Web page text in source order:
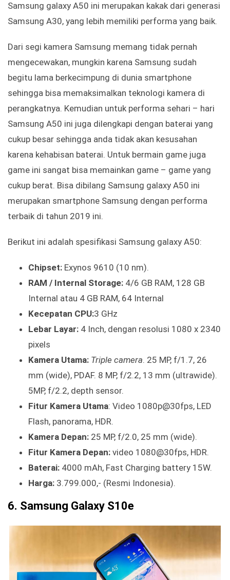
Samsung galaxy A50 ini merupakan kakak dari generasi
Samsung A30, yang lebih memiliki performa yang baik.
Dari segi kamera Samsung memang tidak pernah
mengecewakan, mungkin karena Samsung sudah
begitu lama berkecimpung di dunia smartphone
sehingga bisa memaksimalkan teknologi kamera di
perangkatnya. Kemudian untuk performa sehari – hari
Samsung A50 ini juga dilengkapi dengan baterai yang
cukup besar sehingga anda tidak akan kesusahan
karena kehabisan baterai. Untuk bermain game juga
game ini sangat bisa memainkan game – game yang
cukup berat. Bisa dibilang Samsung galaxy A50 ini
merupakan smartphone Samsung dengan performa
terbaik di tahun 2019 ini.
Berikut ini adalah spesifikasi Samsung galaxy A50:
Chipset: Exynos 9610 (10 nm).
RAM / Internal Storage: 4/6 GB RAM, 128 GB
Internal atau 4 GB RAM, 64 Internal
Kecepatan CPU:3 GHz
Lebar Layar: 4 Inch, dengan resolusi 1080 x 2340
pixels
Kamera Utama: Triple camera. 25 MP, f/1.7, 26
mm (wide), PDAF. 8 MP, f/2.2, 13 mm (ultrawide).
5MP, f/2.2, depth sensor.
Fitur Kamera Utama: Video 1080p@30fps, LED
Flash, panorama, HDR.
Kamera Depan: 25 MP, f/2.0, 25 mm (wide).
Fitur Kamera Depan: video 1080@30fps, HDR.
Baterai: 4000 mAh, Fast Charging battery 15W.
Harga: 3.799.000,- (Resmi Indonesia).
6. Samsung Galaxy S10e